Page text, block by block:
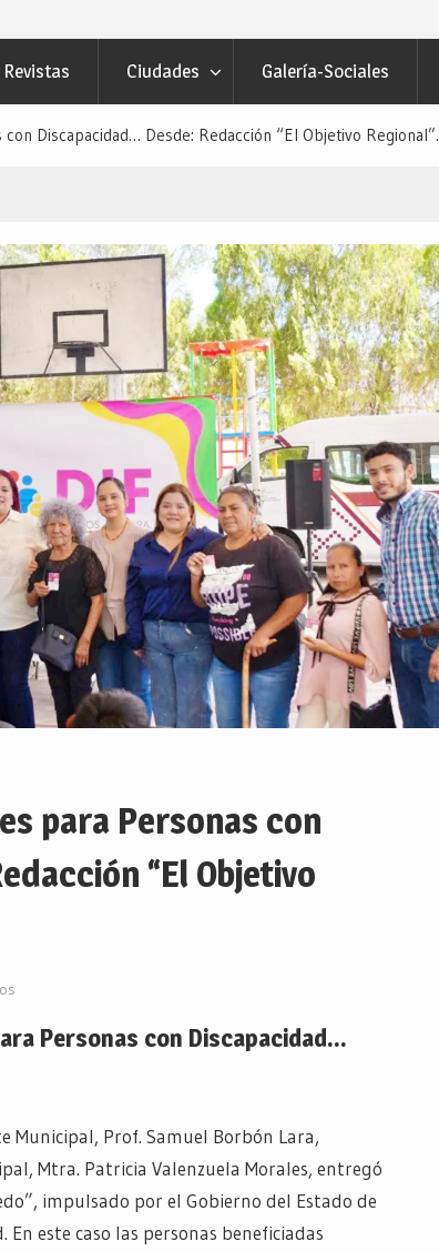
Revistas Ciudades Galería-Sociales
Discapacidad… Desde: Redacción “El Objetivo Regional”.
para Personas con
“El Objetivo
Personas con Discapacidad…
Municipal, Prof. Samuel Borbón Lara,
Mtra. Patricia Valenzuela Morales, entregó
impulsado por el Gobierno del Estado de
este caso las personas beneficiadas